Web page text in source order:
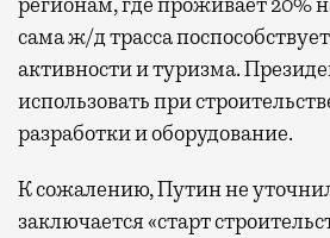
сама ж/д трасса
активности и туризма.
использовать при
разработки и оборудование.
К сожалению, Путин не
заключается «старт